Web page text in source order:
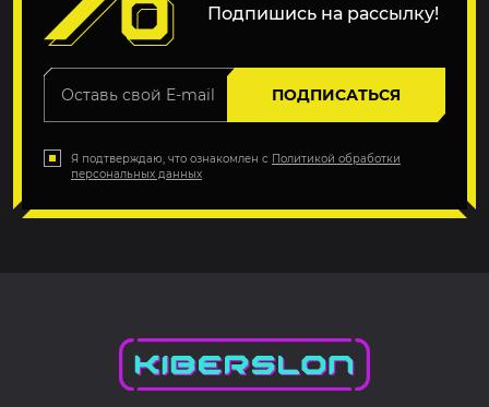
Подпишись на рассылку!
ПОДПИСАТЬСЯ
Я подтверждаю, что ознакомлен с Политикой обработки
персональных данных